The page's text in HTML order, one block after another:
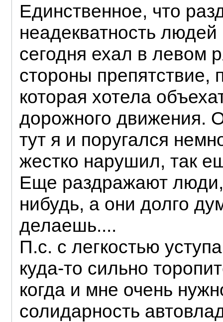
Единственное, что
неадекватность
сегодня ехал в левом
стороны препятствие,
которая хотела
дорожного движения.
тут я и поругался
жестко нарушил, так
Еще раздражают люди,
нибудь, а они долго
делаешь....
П.с. с легкостью
куда-то сильно
когда и мне очень
солидарность